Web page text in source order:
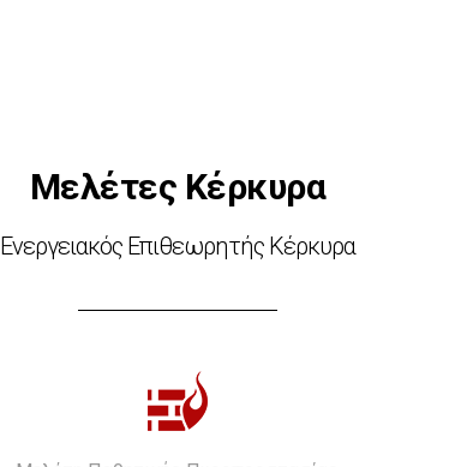
Μελέτες Κέρκυρα
Ενεργειακός Επιθεωρητής Κέρκυρα